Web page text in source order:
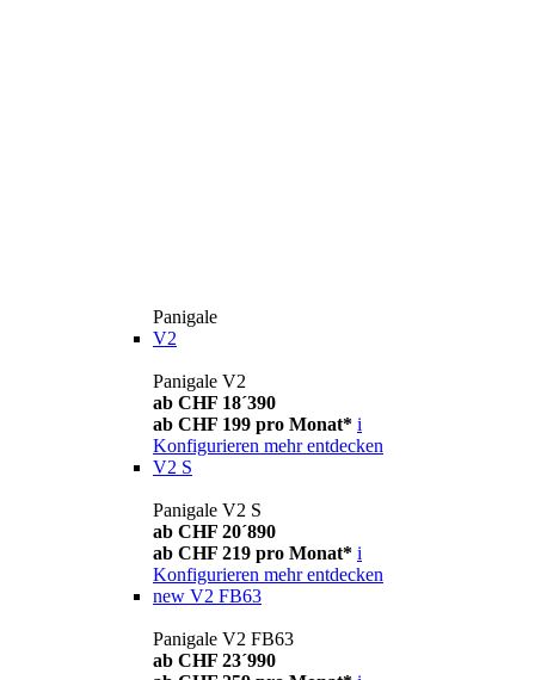
Panigale
V2
Panigale V2
ab CHF 18´390
ab CHF 199 pro Monat* i
Konfigurieren mehr entdecken
V2 S
Panigale V2 S
ab CHF 20´890
ab CHF 219 pro Monat* i
Konfigurieren mehr entdecken
new V2 FB63
Panigale V2 FB63
ab CHF 23´990